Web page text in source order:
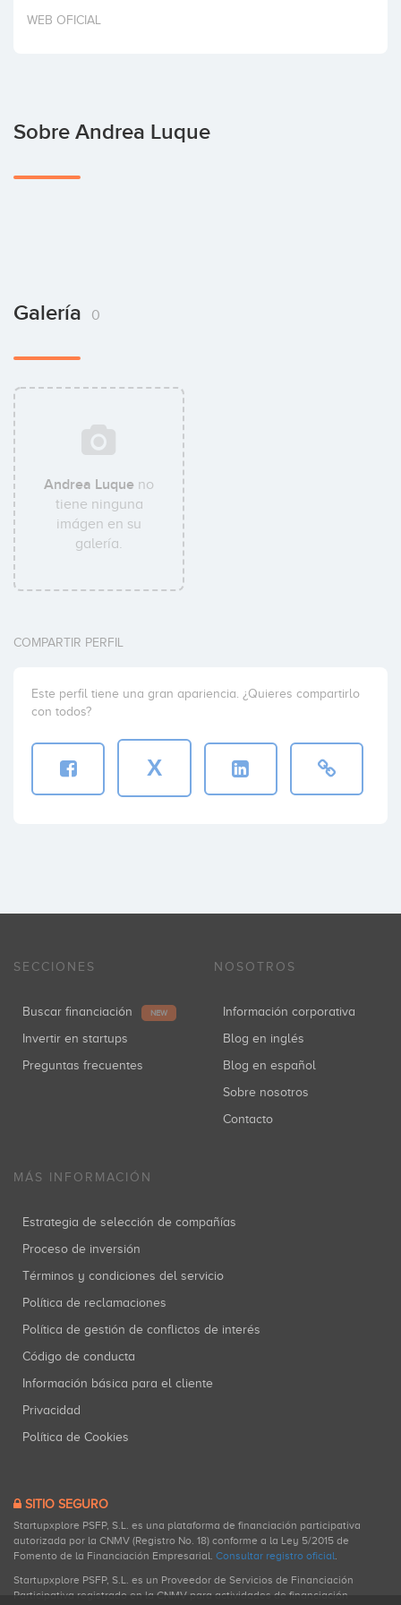
Invertir
WEB OFICIAL
Sobre Andrea Luque
Galería 0
Andrea Luque no
tiene ninguna
imágen en su
galería.
COMPARTIR PERFIL
Este perfil tiene una gran apariencia. ¿Quieres compartirlo
con todos?
X
SECCIONES
Buscar financiación NEW
Invertir en startups
Preguntas frecuentes
NOSOTROS
Información corporativa
Blog en inglés
Blog en español
Sobre nosotros
Contacto
MÁS INFORMACIÓN
Estrategia de selección de compañías
Proceso de inversión
Términos y condiciones del servicio
Política de reclamaciones
Política de gestión de conflictos de interés
Código de conducta
Información básica para el cliente
Privacidad
Política de Cookies
SITIO SEGURO
Startupxplore PSFP, S.L. es una plataforma de financiación participativa
autorizada por la CNMV (Registro No. 18) conforme a la Ley 5/2015 de
Fomento de la Financiación Empresarial. Consultar registro oficial.
Startupxplore PSFP, S.L. es un Proveedor de Servicios de Financiación
Participativa registrado en la CNMV para actividades de financiación